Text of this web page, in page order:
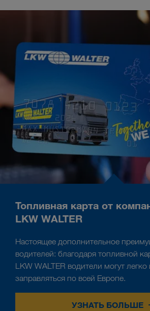
Топливная карта от
LKW WALTER
Настоящее дополнительное
водителей: благодаря топливной
LKW WALTER водители могут
заправляться по всей Европе.
УЗНАТЬ БОЛЬШЕ